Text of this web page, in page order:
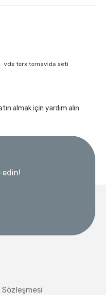
vde torx tornavida seti
almak için yardım alın
edin!
Sözleşmesi